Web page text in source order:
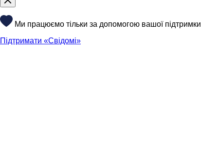
Ми працюємо тільки за допомогою вашої підтримки
Підтримати «Свідомі»